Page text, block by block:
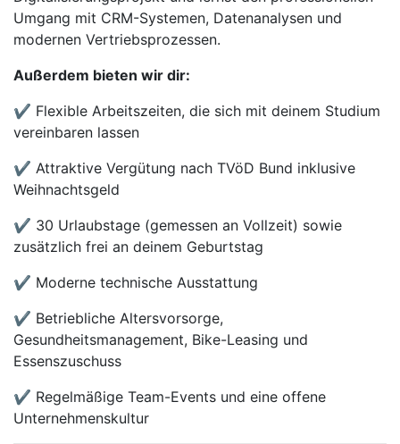
Umgang mit CRM-Systemen, Datenanalysen und
modernen Vertriebsprozessen.
Außerdem bieten wir dir:
✔ Flexible Arbeitszeiten, die sich mit deinem Studium
vereinbaren lassen
✔ Attraktive Vergütung nach TVöD Bund inklusive
Weihnachtsgeld
✔ 30 Urlaubstage (gemessen an Vollzeit) sowie
zusätzlich frei an deinem Geburtstag
✔ Moderne technische Ausstattung
✔ Betriebliche Altersvorsorge,
Gesundheitsmanagement, Bike-Leasing und
Essenszuschuss
✔ Regelmäßige Team-Events und eine offene
Unternehmenskultur